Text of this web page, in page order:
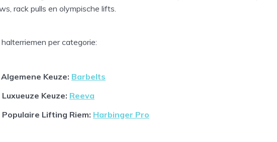
rack pulls en olympische lifts.
per categorie:
Keuze: Barbelts
Keuze: Reeva
Populaire Lifting Riem: Harbinger Pro